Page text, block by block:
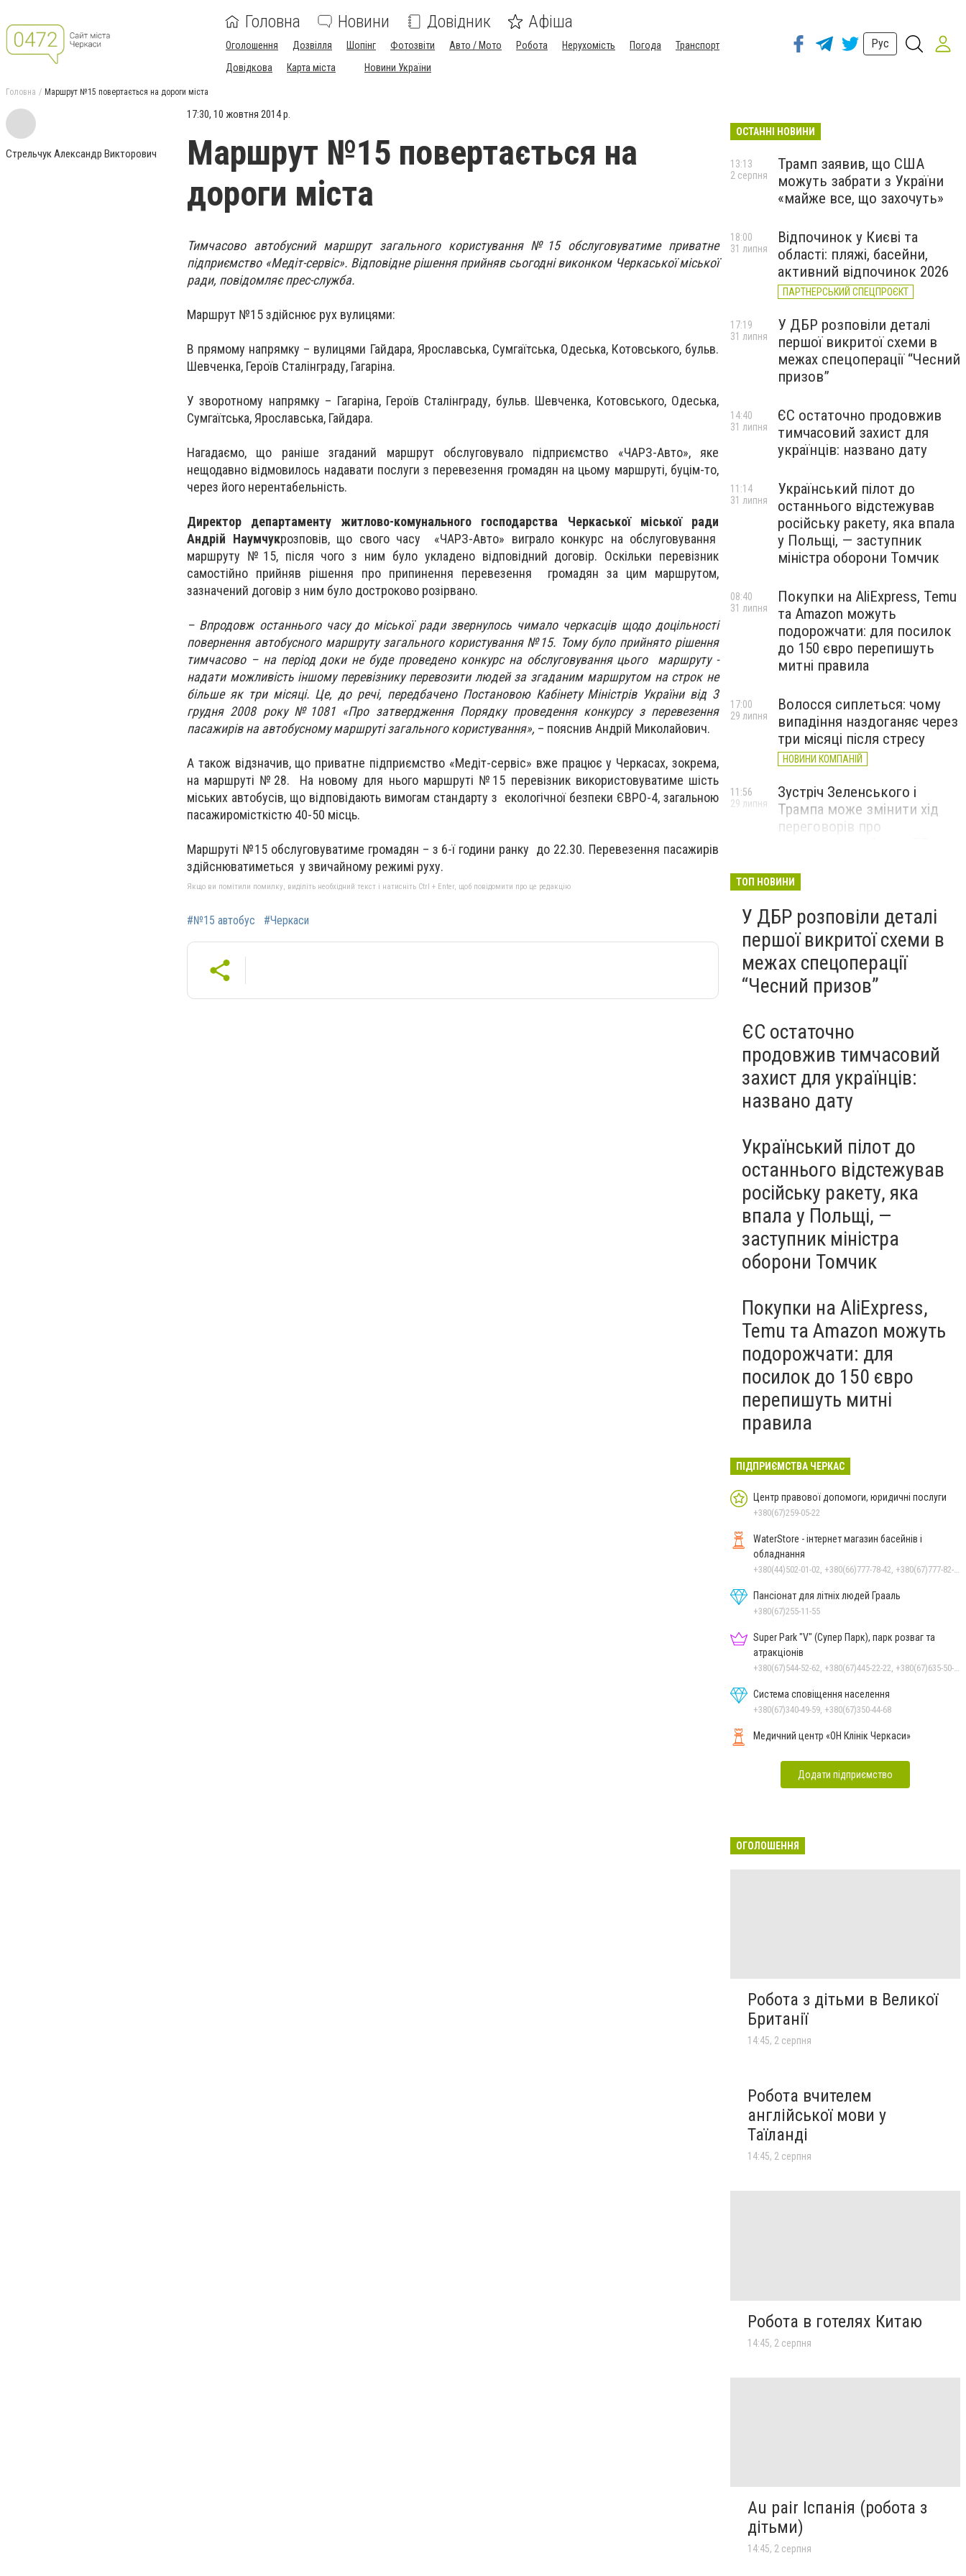
Головна Новини Довідник Афіша
Оголошення Дозвілля Шопінг Фотозвіти Авто / Мото Робота Нерухомість Погода
Транспорт
Довідкова
Карта міста Новини України
Рус
Головна Маршрут №15 повертається на дороги міста
Стрельчук Александр Викторович
17:30, 10 жовтня 2014 р.
Маршрут №15 повертається на
дороги міста
Тимчасово автобусний маршрут загального користування №15 обслуговуватиме приватне
підприємство «Медіт-сервіс». Відповідне рішення прийняв сьогодні виконком Черкаської міської
ради, повідомляє прес-служба.
Маршрут №15 здійснює рух вулицями:
В прямому напрямку – вулицями Гайдара, Ярославська, Сумгаїтська, Одеська, Котовського, бульв.
Шевченка, Героїв Сталінграду, Гагаріна.
У зворотному напрямку – Гагаріна, Героїв Сталінграду, бульв. Шевченка, Котовського, Одеська,
Сумгаїтська, Ярославська, Гайдара.
Нагадаємо, що раніше згаданий маршрут обслуговувало підприємство «ЧАРЗ-Авто», яке
нещодавно відмовилось надавати послуги з перевезення громадян на цьому маршруті, буцім-то,
через його нерентабельність.
Директор департаменту житлово-комунального господарства Черкаської міської ради
Андрій Наумчукрозповів, що свого часу «ЧАРЗ-Авто» виграло конкурс на обслуговування
маршруту №15, після чого з ним було укладено відповідний договір. Оскільки перевізник
самостійно прийняв рішення про припинення перевезення громадян за цим маршрутом,
зазначений договір з ним було достроково розірвано.
– Впродовж останнього часу до міської ради звернулось чимало черкасців щодо доцільності
повернення автобусного маршруту загального користування №15. Тому було прийнято рішення
тимчасово – на період доки не буде проведено конкурс на обслуговування цього маршруту -
надати можливість іншому перевізнику перевозити людей за згаданим маршрутом на строк не
більше як три місяці. Це, до речі, передбачено Постановою Кабінету Міністрів України від 3
грудня 2008 року №1081 «Про затвердження Порядку проведення конкурсу з перевезення
пасажирів на автобусному маршруті загального користування», – пояснив Андрій Миколайович.
А також відзначив, що приватне підприємство «Медіт-сервіс» вже працює у Черкасах, зокрема,
на маршруті №28. На новому для нього маршруті №15 перевізник використовуватиме шість
міських автобусів, що відповідають вимогам стандарту з екологічної безпеки ЄВРО-4, загальною
пасажиромісткістю 40-50 місць.
Маршруті №15 обслуговуватиме громадян – з 6-ї години ранку до 22.30. Перевезення пасажирів
здійснюватиметься у звичайному режимі руху.
Якщо ви помітили помилку, виділіть необхідний текст і натисніть Ctrl + Enter, щоб повідомити про це редакцію
#№15 автобус #Черкаси
ОСТАННІ НОВИНИ
Трамп заявив, що США
можуть забрати з України
«майже все, що захочуть»
13:13
2 серпня
Відпочинок у Києві та
області: пляжі, басейни,
активний відпочинок 2026
ПАРТНЕРСЬКИЙ СПЕЦПРОЄКТ
18:00
31 липня
У ДБР розповіли деталі
першої викритої схеми в
межах спецоперації “Чесний
призов”
17:19
31 липня
ЄС остаточно продовжив
тимчасовий захист для
українців: названо дату
14:40
31 липня
Український пілот до
останнього відстежував
російську ракету, яка впала
у Польщі, — заступник
міністра оборони Томчик
11:14
31 липня
Покупки на AliExpress, Temu
та Amazon можуть
подорожчати: для посилок
до 150 євро перепишуть
митні правила
08:40
31 липня
Волосся сиплеться: чому
випадіння наздоганяє через
три місяці після стресу
НОВИНИ КОМПАНІЙ
17:00
29 липня
Зустріч Зеленського і
Трампа може змінити хід
переговорів про
11:56
29 липня
ТОП НОВИНИ
У ДБР розповіли деталі
першої викритої схеми в
межах спецоперації
“Чесний призов”
ЄС остаточно
продовжив тимчасовий
захист для українців:
названо дату
Український пілот до
останнього відстежував
російську ракету, яка
впала у Польщі, —
заступник міністра
оборони Томчик
Покупки на AliExpress,
Temu та Amazon можуть
подорожчати: для
посилок до 150 євро
перепишуть митні
правила
ПІДПРИЄМСТВА ЧЕРКАС
Центр правової допомоги, юридичні послуги
+380(67)259-05-22
WaterStore - інтернет магазин басейнів і
обладнання
+380(44)502-01-02, +380(66)777-78-42, +380(67)777-82-19, +380(67)890-80-80, +380(73)890-80-80, +380(44)502-01-03
Пансіонат для літніх людей Грааль
+380(67)255-11-55
Super Park "V" (Супер Парк), парк розваг та
атракціонів
+380(67)544-52-62, +380(67)445-22-22, +380(67)635-50-50
Система сповіщення населення
+380(67)340-49-59, +380(67)350-44-68
Медичний центр «ОН Клінік Черкаси»
Додати підприємство
ОГОЛОШЕННЯ
Робота з дітьми в Великої
Британії
14:45, 2 серпня
Робота вчителем
англійської мови у
Таїланді
14:45, 2 серпня
Робота в готелях Китаю
14:45, 2 серпня
Au pair Іспанія (робота з
дітьми)
14:45, 2 серпня